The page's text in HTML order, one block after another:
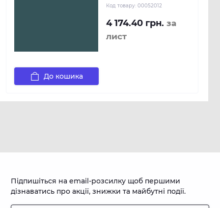
Код товару: 00052012
4 174.40 грн. за
лист
До кошика
Підпишіться на email-розсилку щоб першими
дізнаватись про акції, знижки та майбутні події.